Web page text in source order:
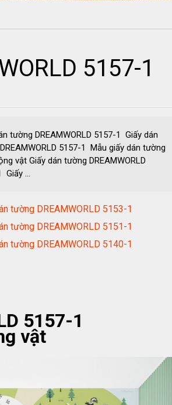
5157-1
tường DREAMWORLD 5157-1 Giấy dán
5157-1 Mẫu giấy dán tường
vật Giấy dán tường DREAMWORLD
Giấy ...
tường DREAMWORLD 5153-1
tường DREAMWORLD 5151-1
tường DREAMWORLD 5140-1
5157-1
vật